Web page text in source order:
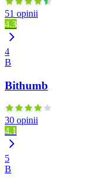
51 opinii
4.3
4
B
Bithumb
30 opinii
4.1
5
B